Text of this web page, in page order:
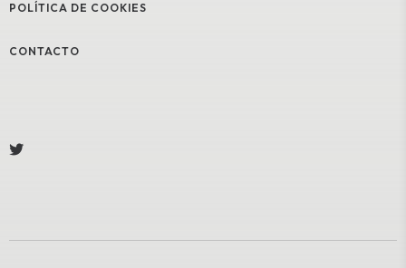
POLÍTICA DE COOKIES
CONTACTO